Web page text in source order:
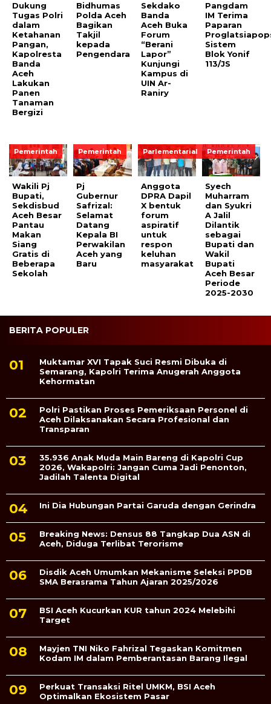
Dukung
Tugas Polri
dalam
Ketahanan
Pangan,
Kapolresta
Banda
Aceh
Lakukan
Panen
Tanaman
Bergizi
Bidhumas
Polda Aceh
Bagikan
Takjil
kepada
Pengendara
Sekdako
Banda
Aceh Buka
Forum
“Berani
Lapor”
Kunjungi
Kampus di
UIN Ar-
Raniry
Pangdam
IM Terima
Paparan
Sistem
Blok Yonif
113/JS
Pemerintah
Wakili Pj
Bupati,
Sekdisbud
Aceh Besar
Pantau
Makan
Siang
Gratis di
Beberapa
Sekolah
Pemerintah
Pj
Gubernur
Safrizal:
Selamat
Datang
Kepala BI
Perwakilan
Aceh yang
Baru
Parlementarial
Anggota
DPRA Dapil
X bentuk
forum
aspiratif
untuk
respon
keluhan
masyarakat
Pemerintah
Syech
Muharram
dan Syukri
A Jalil
Dilantik
sebagai
Bupati dan
Wakil
Bupati
Aceh Besar
Periode
2025-2030
BERITA POPULER
Muktamar XVI Tapak Suci Resmi Dibuka di
Semarang, Kapolri Terima Anugerah Anggota
Kehormatan
Polri Pastikan Proses Pemeriksaan Personel di
Aceh Dilaksanakan Secara Profesional dan
Transparan
35.936 Anak Muda Main Bareng di Kapolri Cup
2026, Wakapolri: Jangan Cuma Jadi Penonton,
Jadilah Talenta Digital
Ini Dia Hubungan Partai Garuda dengan Gerindra
Breaking News: Densus 88 Tangkap Dua ASN di
Aceh, Diduga Terlibat Terorisme
Disdik Aceh Umumkan Mekanisme Seleksi PPDB
SMA Berasrama Tahun Ajaran 2025/2026
BSI Aceh Kucurkan KUR tahun 2024 Melebihi
Target
Mayjen TNI Niko Fahrizal Tegaskan Komitmen
Kodam IM dalam Pemberantasan Barang Ilegal
Perkuat Transaksi Ritel UMKM, BSI Aceh
Optimalkan Ekosistem Pasar